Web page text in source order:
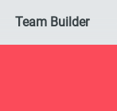
Team Builder